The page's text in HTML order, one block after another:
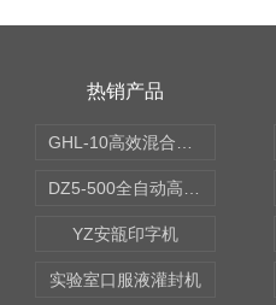
热销产品
YZ安瓿印字机
实验室口服液灌封机